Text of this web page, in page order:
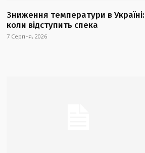
Зниження температури в Україні:
коли відступить спека
7 Серпня, 2026